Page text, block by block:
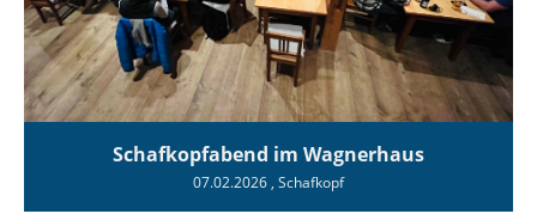
Schafkopfabend im Wagnerhaus
07.02.2026 , Schafkopf